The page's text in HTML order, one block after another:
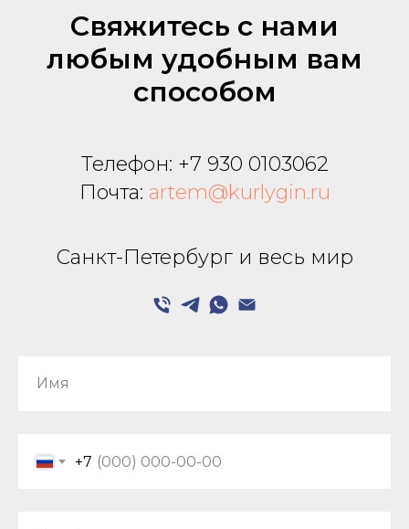
Свяжитесь с нами
любым удобным вам
способом
Телефон: +7 930 0103062
Почта: artem@kurlygin.ru
Санкт-Петербург и весь мир
Имя
+7